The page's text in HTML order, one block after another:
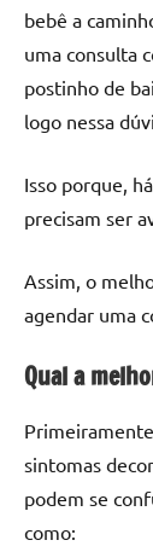
bebê a
uma consulta
postinho de
logo nessa
Isso porque,
precisam ser
Assim, o
agendar uma
Qual a
sintomas
podem se
como: